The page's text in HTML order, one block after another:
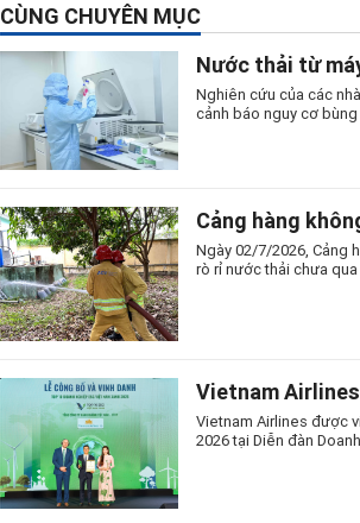
CÙNG CHUYÊN MỤC
Nước thải từ
Nghiên cứu của các
cảnh báo nguy cơ
Cảng hàng
Ngày 02/7/2026, Cảng
rò rỉ nước thải chưa qua
Vietnam Airlines
Vietnam Airlines được
2026 tại Diễn đàn